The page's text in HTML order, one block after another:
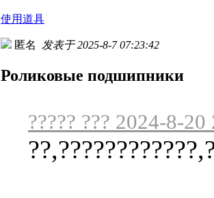
使用道具
匿名 发表于 2025-8-7 07:23:42
Роликовые подшипники
????? ??? 2024-8-